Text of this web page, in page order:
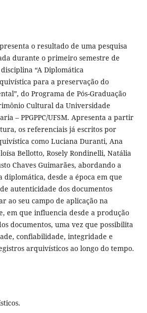
o resultado de uma pesquisa
durante o primeiro semestre de
“A Diplomática
para a preservação do
do Programa de Pós-Graduação
Cultural da Universidade
– PPGPPC/UFSM. Apresenta a partir
os referenciais já escritos por
como Luciana Duranti, Ana
Bellotto, Rosely Rondinelli, Natália
Chaves Guimarães, abordando a
desde a época em que
autenticidade dos documentos
ao seu campo de aplicação na
em que influencia desde a produção
documentos, uma vez que possibilita
confiabilidade, integridade e
arquivísticos ao longo do tempo.